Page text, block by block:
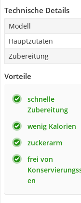
Technische Details
Modell
Hauptzutaten
Zubereitung
Vorteile
schnelle
Zubereitung
wenig Kalorien
zuckerarm
frei von
en